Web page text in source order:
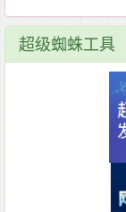
超级蜘蛛工具